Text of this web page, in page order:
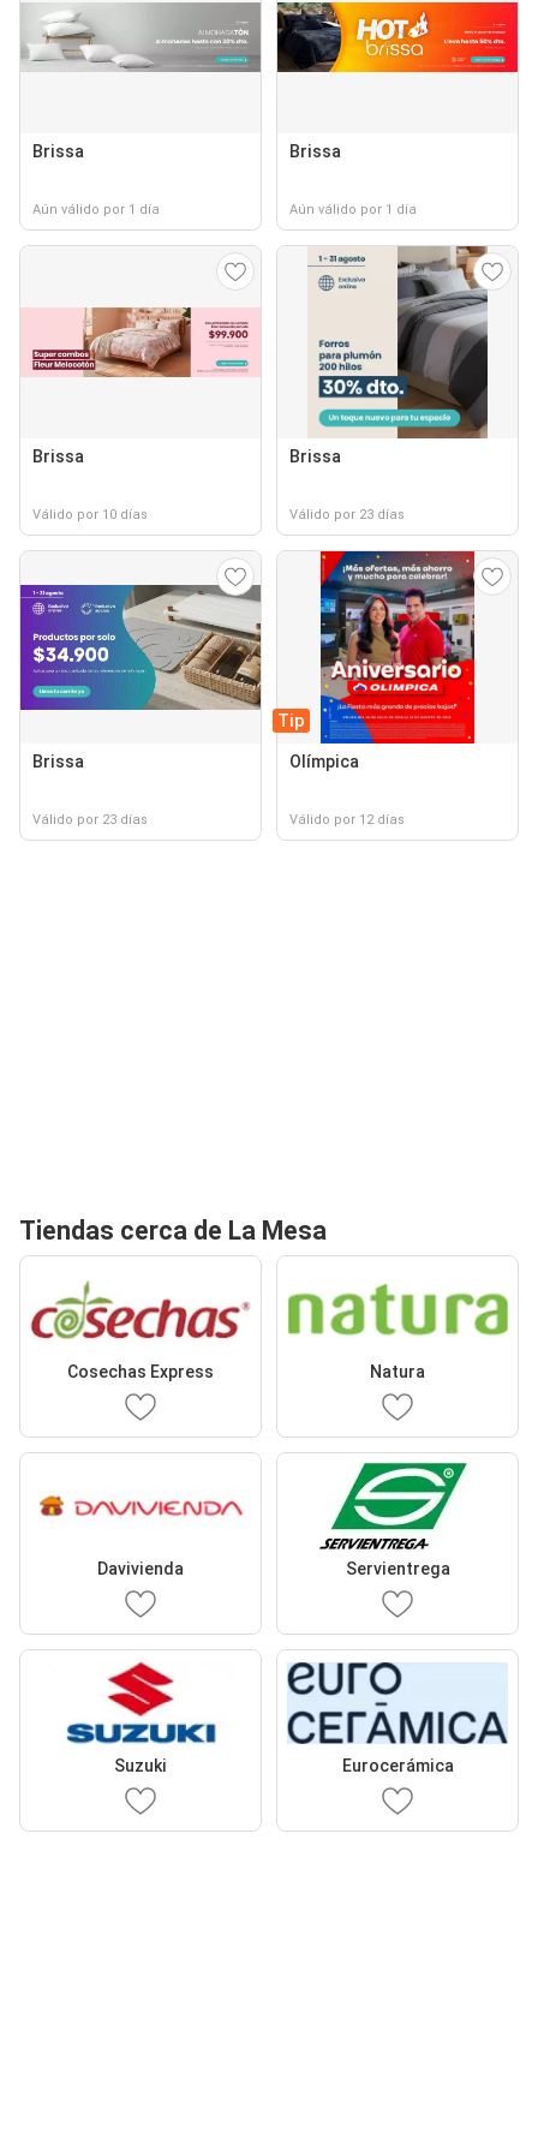
Brissa
Aún válido por 1 día
Brissa
Aún válido por 1 día
Brissa
Válido por 10 días
Brissa
Válido por 23 días
Brissa
Válido por 23 días
Tip
Olímpica
Válido por 12 días
Tiendas cerca de La Mesa
Cosechas Express Natura
Davivienda Servientrega
Suzuki Eurocerámica